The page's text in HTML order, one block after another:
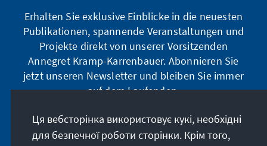
Erhalten Sie exklusive Einblicke in die neuesten
Publikationen, spannende Veranstaltungen und
Projekte direkt von unserer Vorsitzenden
Annegret Kramp-Karrenbauer. Abonnieren Sie
jetzt unseren Newsletter und bleiben Sie immer
auf dem Laufenden.
Jetzt abonnieren
Ця вебсторінка використовує кукі, необхідні
для безпечної роботи сторінки. Крім того,